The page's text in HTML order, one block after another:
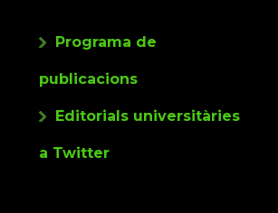
Programa de
publicacions
Editorials universitàries
a Twitter